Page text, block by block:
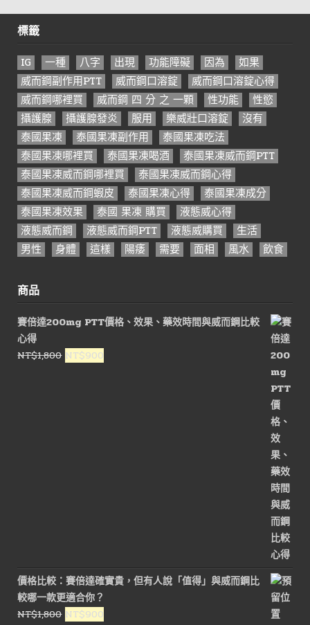
標籤
IG 一種 八字 出現 功能障礙 因為
如果
威而鋼副作用PTT
威而鋼口溶錠
威而鋼口溶錠心得
威而鋼哪裡買
威而鋼 四 分 之 一顆 性功能
性慾
攝護腺
攝護腺發炎 服用 樂威壯口溶錠
沒有
泰國果凍
泰國果凍副作用
泰國果凍吃法
泰國果凍哪裡買
泰國果凍喝酒
泰國果凍威而鋼PTT
泰國果凍威而鋼哪裡買
泰國果凍威而鋼心得
泰國果凍威而鋼蝦皮
泰國果凍心得
泰國果凍成分
泰國果凍效果
泰國 果凍 購買
液態威心得
液態威而鋼
液態威而鋼PTT 液態威購買
生活
男性
身體 這樣 陽痿 需要 面相 風水 飲食
商品
賽倍達200mg PTT價格、效果、藥效時間與威而鋼比較
心得
NT$1,800 原
NT$900
價格比較：賽倍達確實貴，但有人說「值得」與威而鋼比
較哪一款更適合你？
NT$1,800 原
NT$900